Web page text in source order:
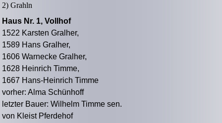
2) Grahln
Haus Nr. 1, Vollhof
1522 Karsten Gralher,
1589 Hans Gralher,
1606 Warnecke Gralher,
1628 Heinrich Timme,
1667 Hans-Heinrich Timme
vorher: Alma Schünhoff
letzter Bauer: Wilhelm Timme sen.
von Kleist Pferdehof